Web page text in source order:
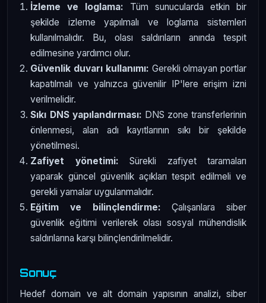
İzleme ve loglama: Tüm sunucularda etkin bir
şekilde izleme yapılmalı ve loglama sistemleri
kullanılmalıdır. Bu, olası saldırıların anında tespit
edilmesine yardımcı olur.
Güvenlik duvarı kullanımı: Gerekli olmayan portlar
kapatılmalı ve yalnızca güvenilir IP'lere erişim izni
verilmelidir.
Sıkı DNS yapılandırması: DNS zone transferlerinin
önlenmesi, alan adı kayıtlarının sıkı bir şekilde
yönetilmesi.
Zafiyet yönetimi: Sürekli zafiyet taramaları
yaparak güncel güvenlik açıkları tespit edilmeli ve
gerekli yamalar uygulanmalıdır.
Eğitim ve bilinçlendirme: Çalışanlara siber
güvenlik eğitimi verilerek olası sosyal mühendislik
saldırılarına karşı bilinçlendirilmelidir.
Sonuç
Hedef domain ve alt domain yapısının analizi, siber